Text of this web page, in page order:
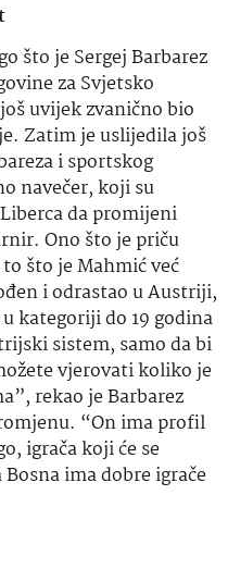
što je Sergej Barbarez
za Svjetsko
uvijek zvanično bio
Zatim je uslijedila još
i sportskog
navečer, koji su
da promijeni
Ono što je priču
što je Mahmić već
i odrastao u Austriji,
kategoriji do 19 godina
sistem, samo da bi
vjerovati koliko je
rekao je Barbarez
“On ima profil
igrača koji će se
ima dobre igrače